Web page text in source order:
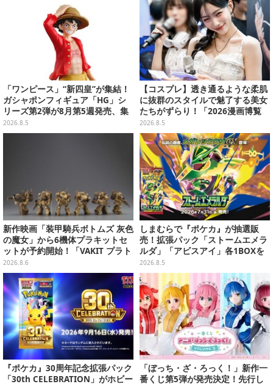
「ワンピース」“新四皇”が集結！
ガシャポンフィギュア「HG」シ
リーズ第2弾が8月第5週発売、集
めて並べたくなるクオリティ
2026.8.5
【コスプレ】透き通るような柔肌
に抜群のスタイルで魅了する美女
たちがずらり！「2026漫画博覧
会」美麗コンパニオンまとめ【画
像39枚】
2026.8.5
新作映画「装甲騎兵ボトムズ 灰色
の魔女」から6機体プラキットセ
ットが予約開始！「VAKIT プラト
ーン」第1弾、各部関節可動仕様
2026.8.6
しまむらで『ポケカ』が抽選販
売！拡張パック「ストームエメラ
ルダ」「アビスアイ」各1BOXを
ラインナップ
2026.8.5
『ポケカ』30周年記念拡張パック
「30th CELEBRATION」がホビー
「ぼっち・ざ・ろっく！」新作一
番くじ第5弾が発売決定！先行し